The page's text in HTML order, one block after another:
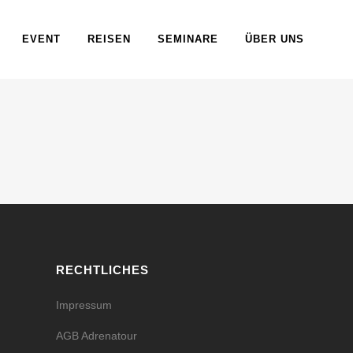
EVENT REISEN SEMINARE ÜBER UNS
RECHTLICHES
Impressum
AGB Adrenatour